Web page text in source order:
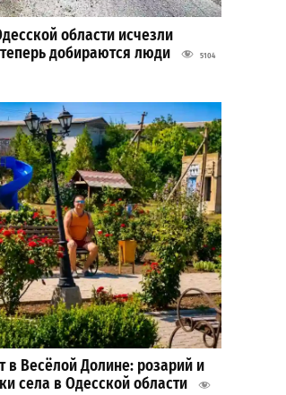
области исчезли
добираются люди
5104
в Весёлой Долине: розарий и
села в Одесской области